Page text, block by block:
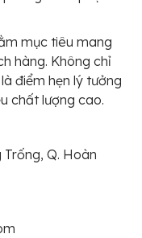
mục tiêu mang
hàng. Không chỉ
điểm hẹn lý tưởng
chất lượng cao.
Q. Hoàn